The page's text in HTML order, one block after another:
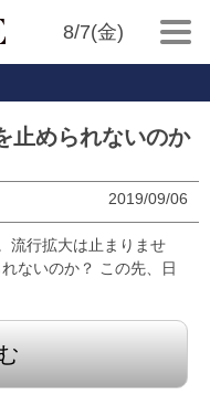
8/7(金)
止められないのか
2019/09/06
流行拡大は止まりませ
ないのか？ この先、日